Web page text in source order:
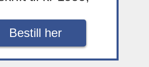
Bestill her